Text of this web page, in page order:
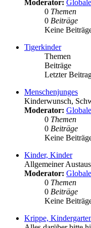
Moderator:
0 Themen
0 Beiträge
Keine
Tigerkinder
Themen
Beiträge
Letzter
Menschenjunges
Kinderwunsch,
Moderator:
0 Themen
0 Beiträge
Keine
Kinder, Kinder
Allgemeiner
Moderator:
0 Themen
0 Beiträge
Keine
Krippe,